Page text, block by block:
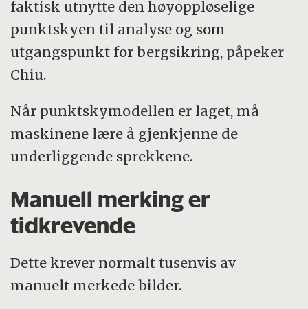
faktisk utnytte den høyoppløselige
punktskyen til analyse og som
utgangspunkt for bergsikring, påpeker
Chiu.
Når punktskymodellen er laget, må
maskinene lære å gjenkjenne de
underliggende sprekkene.
Manuell merking er
tidkrevende
Dette krever normalt tusenvis av
manuelt merkede bilder.